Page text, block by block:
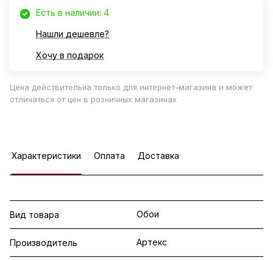
Есть в наличии: 4
Нашли дешевле?
Хочу в подарок
Цена действительна только для интернет-магазина и может
отличаться от цен в розничных магазинах
Характеристики Оплата Доставка
Вид товара Обои
Производитель Артекс